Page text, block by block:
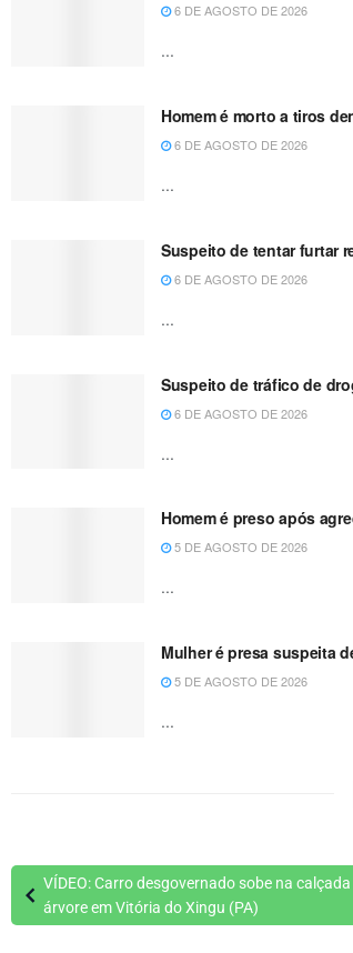
6 DE AGOSTO DE 2026
...
Homem é morto a tiros
6 DE AGOSTO DE 2026
...
Suspeito de tentar furtar
6 DE AGOSTO DE 2026
...
Suspeito de tráfico de
6 DE AGOSTO DE 2026
...
Homem é preso após
5 DE AGOSTO DE 2026
...
Mulher é presa suspeita
5 DE AGOSTO DE 2026
...
VÍDEO: Carro desgovernado sobe na
árvore em Vitória do Xingu (PA)